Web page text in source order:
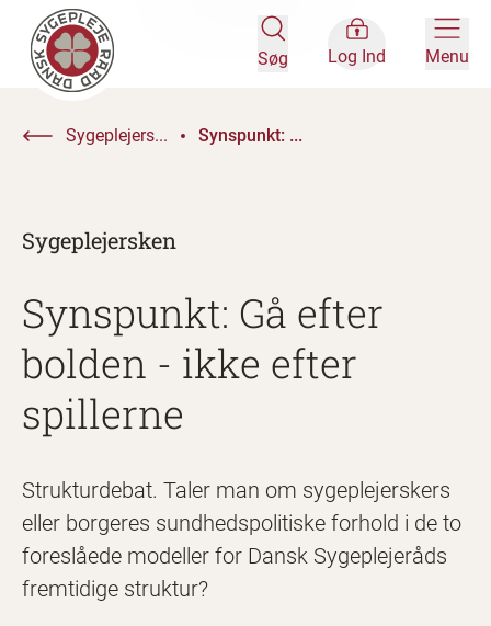
Søg Log Ind Menu
Sygeplejers... Synspunkt: ...
Sygeplejersken
Synspunkt: Gå efter
bolden - ikke efter
spillerne
Strukturdebat. Taler man om sygeplejerskers
eller borgeres sundhedspolitiske forhold i de to
foreslåede modeller for Dansk Sygeplejeråds
fremtidige struktur?